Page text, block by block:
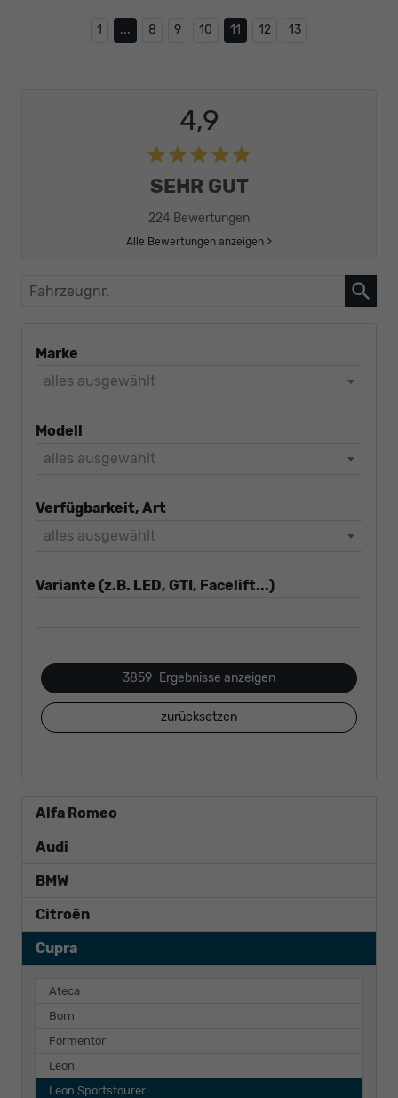
1 ... 8 9 10 11 12 13
4,9
SEHR GUT
224 Bewertungen
Alle Bewertungen anzeigen >
Fahrzeugnr.
Marke
alles ausgewählt
Modell
alles ausgewählt
Verfügbarkeit, Art
alles ausgewählt
Variante (z.B. LED, GTI, Facelift...)
3859 Ergebnisse anzeigen
zurücksetzen
Alfa Romeo
Audi
BMW
Citroën
Cupra
Ateca
Born
Formentor
Leon
Leon Sportstourer